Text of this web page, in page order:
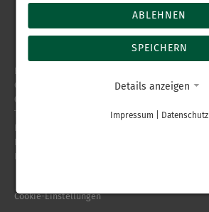
Erzgebirgsklinikum gGmbH
Chemnitzer Straße 15
09456 Annaberg-Buchholz
Telefon
Fax 03733 80-4008
E-Mail
Internet
Cookie-Einstellungen
ABLEHNEN
SPEICHERN
Details anzeigen
Impressum Datenschutz